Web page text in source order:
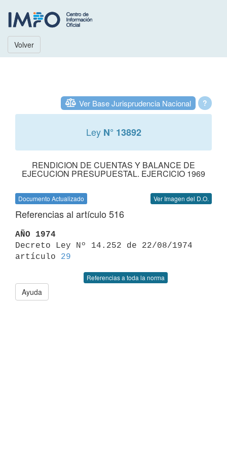
Volver
?
Ver Base Jurisprudencia Nacional
Ley N° 13892
RENDICION DE CUENTAS Y BALANCE DE
EJECUCION PRESUPUESTAL. EJERCICIO 1969
Documento Actualizado Ver Imagen del D.O.
Referencias al artículo 516
AÑO 1974
Decreto Ley Nº 14.252 de 22/08/1974
artículo 29
Referencias a toda la norma
Ayuda